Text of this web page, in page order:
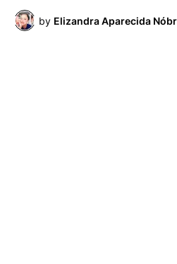
by Elizandra Aparecida